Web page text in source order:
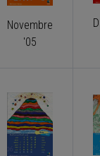
Novembre
'05